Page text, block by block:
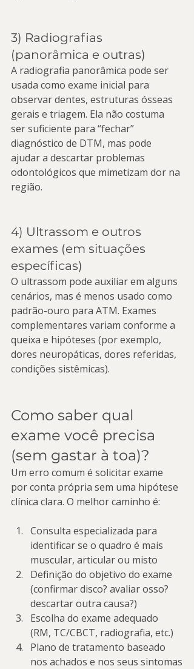
3) Radiografias
(panorâmica e outras)
A radiografia panorâmica pode ser
usada como exame inicial para
observar dentes, estruturas ósseas
gerais e triagem. Ela não costuma
ser suficiente para “fechar”
diagnóstico de DTM, mas pode
ajudar a descartar problemas
odontológicos que mimetizam dor na
região.
4) Ultrassom e outros
exames (em situações
específicas)
O ultrassom pode auxiliar em alguns
cenários, mas é menos usado como
padrão-ouro para ATM. Exames
complementares variam conforme a
queixa e hipóteses (por exemplo,
dores neuropáticas, dores referidas,
condições sistêmicas).
Como saber qual
exame você precisa
(sem gastar à toa)?
Um erro comum é solicitar exame
por conta própria sem uma hipótese
clínica clara. O melhor caminho é:
Consulta especializada para
identificar se o quadro é mais
muscular, articular ou misto
Definição do objetivo do exame
(confirmar disco? avaliar osso?
descartar outra causa?)
Escolha do exame adequado
(RM, TC/CBCT, radiografia, etc.)
Plano de tratamento baseado
nos achados e nos seus sintomas